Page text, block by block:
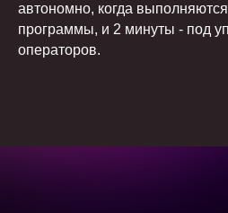
автономно, когда
программы, и 2 минуты - под
операторов.